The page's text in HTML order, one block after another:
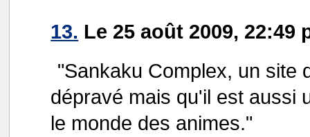
13. Le 25 août 2009, 22:49
"Sankaku Complex, un site
dépravé mais qu'il est aussi
le monde des animes."